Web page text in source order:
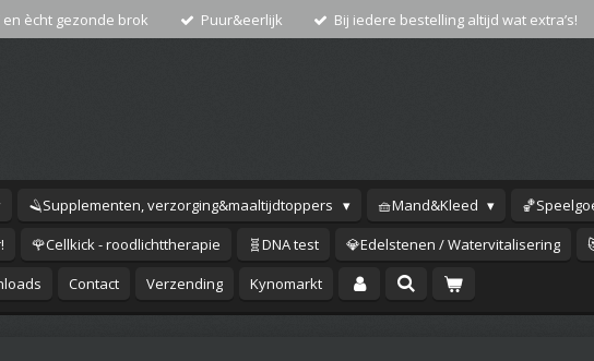
en ècht gezonde brok Puur&eerlijk Bij iedere bestelling altijd wat extra’s!
🪒Supplementen, verzorging&maaltijdtoppers 🧺Mand&Kleed
🌹Cellkick - roodlichttherapie 🧬DNA test 💎Edelstenen / Watervitalisering
Contact Verzending Kynomarkt